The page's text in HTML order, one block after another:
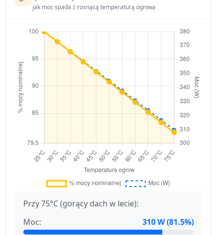
jak moc spada z rosnącą temperaturą ogniwa
Przy 75°C (gorący dach w lecie):
Moc:
310 W (81.5%)